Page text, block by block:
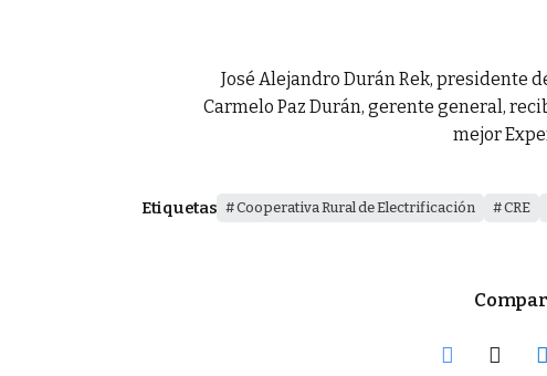
José Alejandro Durán Rek, presidente
Carmelo Paz Durán, gerente general,
mejor
Etiquetas Cooperativa Rural de Electrificación CRE